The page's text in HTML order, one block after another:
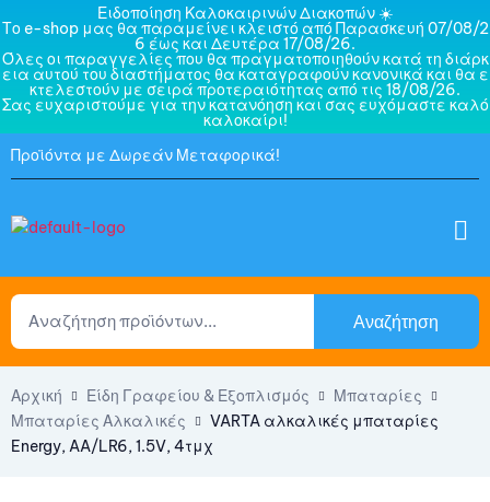
Ειδοποίηση Καλοκαιρινών Διακοπών ☀️
Το e-shop μας θα παραμείνει κλειστό από Παρασκευή 07/08/2
6 έως και Δευτέρα 17/08/26.
Όλες οι παραγγελίες που θα πραγματοποιηθούν κατά τη διάρκ
εια αυτού του διαστήματος θα καταγραφούν κανονικά και θα ε
κτελεστούν με σειρά προτεραιότητας από τις 18/08/26.
Σας ευχαριστούμε για την κατανόηση και σας ευχόμαστε καλό
καλοκαίρι!
Προϊόντα με Δωρεάν Μεταφορικά!
Αναζήτηση
Αρχική Είδη Γραφείου & Εξοπλισμός
Μπαταρίες
Μπαταρίες Αλκαλικές
VARTA αλκαλικές μπαταρίες
Energy, AA/LR6, 1.5V, 4τμχ